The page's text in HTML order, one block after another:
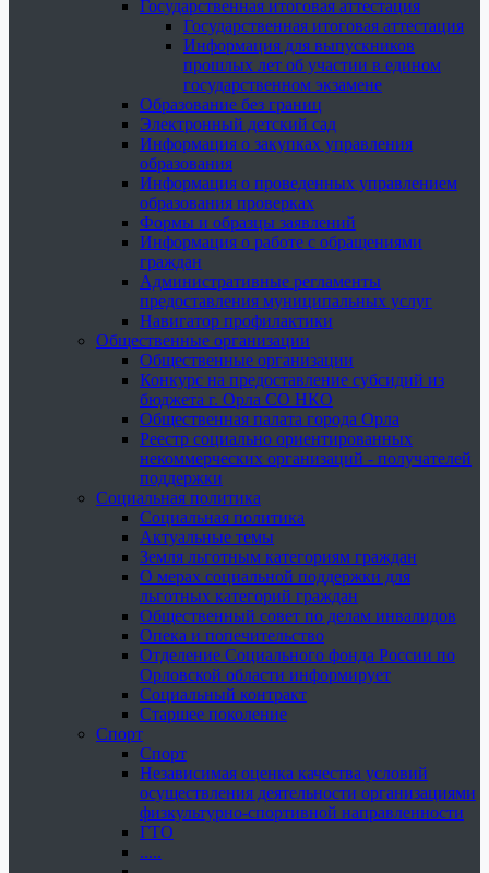
Государственная итоговая аттестация
Государственная итоговая аттестация
Информация для выпускников
прошлых лет об участии в едином
государственном экзамене
Образование без границ
Электронный детский сад
Информация о закупках управления
образования
Информация о проведенных управлением
образования проверках
Формы и образцы заявлений
Информация о работе с обращениями
граждан
Административные регламенты
предоставления муниципальных услуг
Навигатор профилактики
Общественные организации
Общественные организации
Конкурс на предоставление субсидий из
бюджета г. Орла СО НКО
Общественная палата города Орла
Реестр социально ориентированных
некоммерческих организаций - получателей
поддержки
Социальная политика
Социальная политика
Актуальные темы
Земля льготным категориям граждан
О мерах социальной поддержки для
льготных категорий граждан
Общественный совет по делам инвалидов
Опека и попечительство
Отделение Социального фонда России по
Орловской области информирует
Социальный контракт
Старшее поколение
Спорт
Спорт
Независимая оценка качества условий
осуществления деятельности организациями
физкультурно-спортивной направленности
ГТО
.....